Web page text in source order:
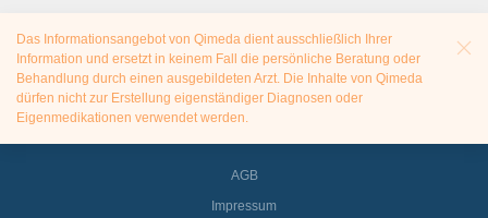
Das Informationsangebot von Qimeda dient ausschließlich Ihrer
Information und ersetzt in keinem Fall die persönliche Beratung oder
Behandlung durch einen ausgebildeten Arzt. Die Inhalte von Qimeda
dürfen nicht zur Erstellung eigenständiger Diagnosen oder
Eigenmedikationen verwendet werden.
AGB
Impressum